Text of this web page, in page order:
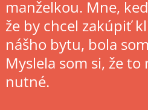
manželkou. Mne,
že by chcel zakúpiť
nášho bytu, bola
Myslela som si, že to
nutné.